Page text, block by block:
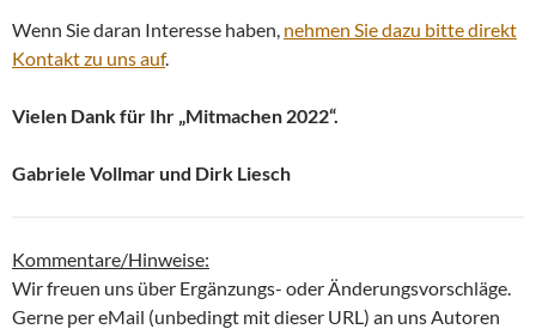
Wenn Sie daran Interesse haben, nehmen Sie dazu bitte direkt
Kontakt zu uns auf.
Vielen Dank für Ihr „Mitmachen 2022“.
Gabriele Vollmar und Dirk Liesch
Kommentare/Hinweise:
Wir freuen uns über Ergänzungs- oder Änderungsvorschläge.
Gerne per eMail (unbedingt mit dieser URL) an uns Autoren